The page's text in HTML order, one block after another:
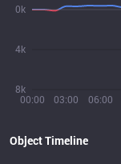
00:00 03:00 06:00
8k
4k
0k
Object Timeline